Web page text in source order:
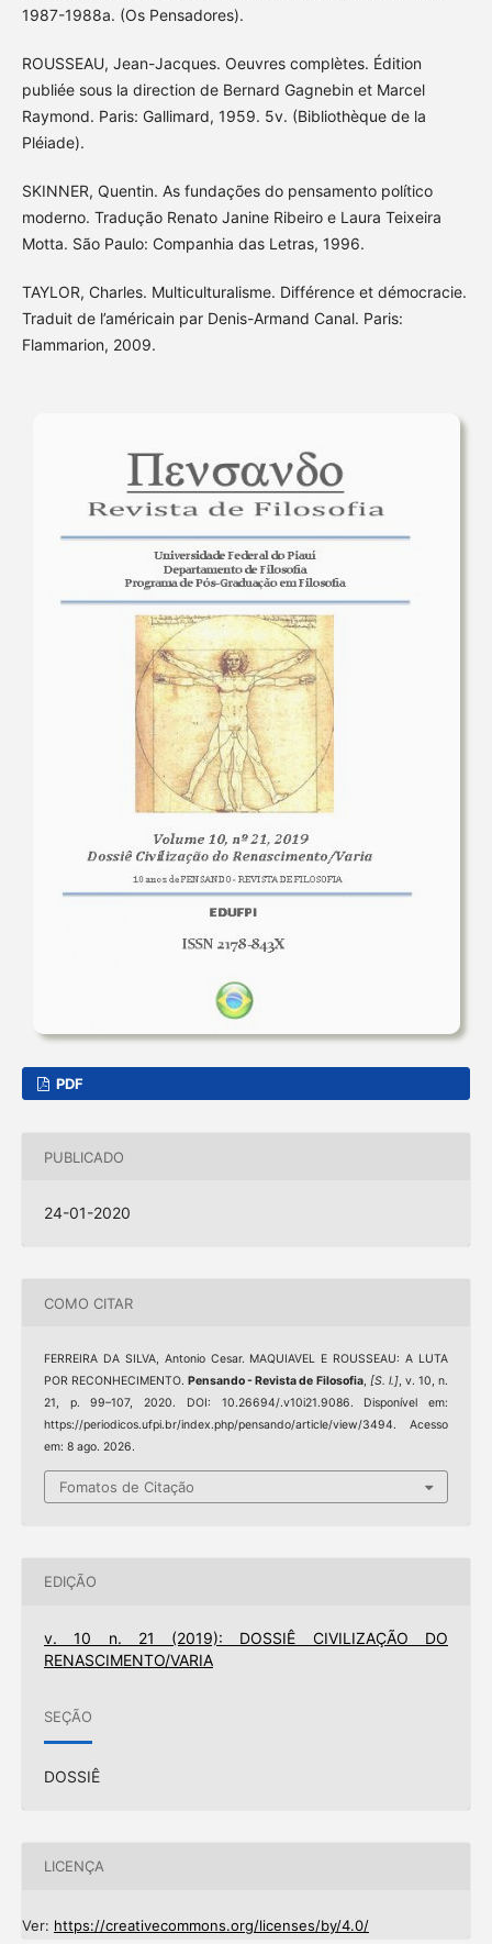
1987-1988a. (Os Pensadores).
ROUSSEAU, Jean-Jacques. Oeuvres complètes. Édition
publiée sous la direction de Bernard Gagnebin et Marcel
Raymond. Paris: Gallimard, 1959. 5v. (Bibliothèque de la
Pléiade).
SKINNER, Quentin. As fundações do pensamento político
moderno. Tradução Renato Janine Ribeiro e Laura Teixeira
Motta. São Paulo: Companhia das Letras, 1996.
TAYLOR, Charles. Multiculturalisme. Différence et démocracie.
Traduit de l’américain par Denis-Armand Canal. Paris:
Flammarion, 2009.
PDF
PUBLICADO
24-01-2020
COMO CITAR
FERREIRA DA SILVA, Antonio Cesar. MAQUIAVEL E ROUSSEAU: A LUTA
POR RECONHECIMENTO.Pensando - Revista de Filosofia, [S. l.], v. 10, n.
21, p. 99–107, 2020. DOI: 10.26694/.v10i21.9086. Disponível em:
https://periodicos.ufpi.br/index.php/pensando/article/view/3494. Acesso
em: 8 ago. 2026.
Fomatos de Citação
EDIÇÃO
v. 10 n. 21 (2019): DOSSIÊ CIVILIZAÇÃO DO
RENASCIMENTO/VARIA
SEÇÃO
DOSSIÊ
LICENÇA
Ver: https://creativecommons.org/licenses/by/4.0/